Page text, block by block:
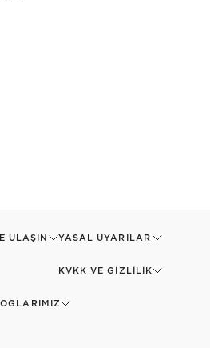
ULAŞIN YASAL UYARILAR
KVKK VE GIZLILIK